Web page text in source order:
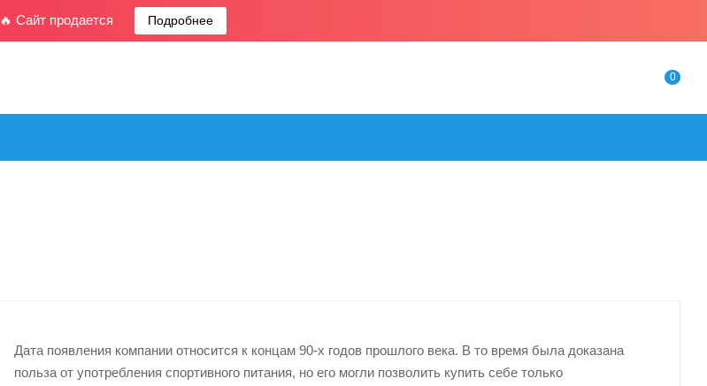
🔥 Сайт продается Подробнее
0
Дата появления компании относится к концам 90-х годов прошлого века. В то время была доказана
польза от употребления спортивного питания, но его могли позволить купить себе только